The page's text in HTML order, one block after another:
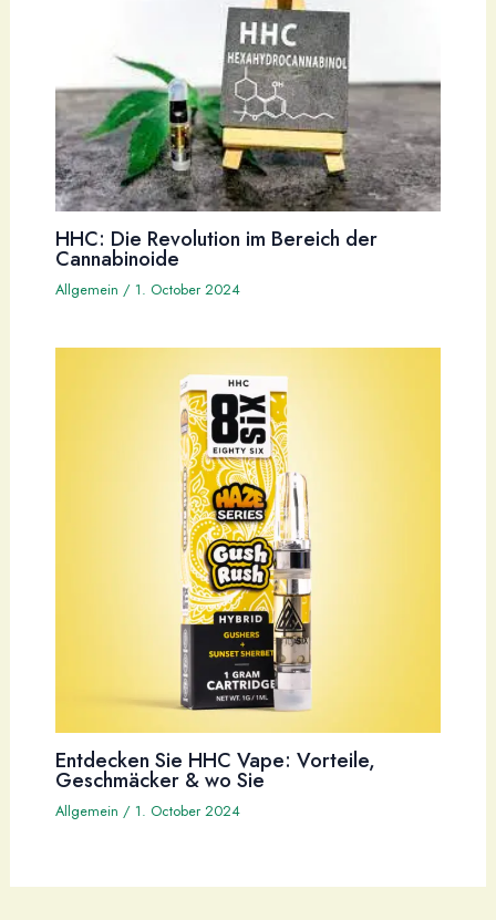
HHC: Die Revolution im Bereich der
Cannabinoide
Allgemein / 1. October 2024
Entdecken Sie HHC Vape: Vorteile,
Geschmäcker & wo Sie
Allgemein / 1. October 2024